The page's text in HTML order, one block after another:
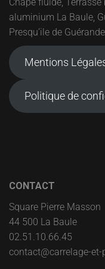
aluminium La Baule,
Presqu’ile de
Mentions
Politique de
CONTACT
Square Pierre Masson
44 500 La Baule
02.51.10.66.45
contact@carrelage-